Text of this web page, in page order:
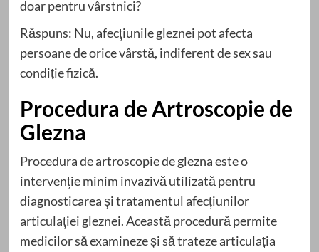
doar pentru vârstnici?
Răspuns: Nu, afecțiunile gleznei pot afecta
persoane de orice vârstă, indiferent de sex sau
condiție fizică.
Procedura de Artroscopie de
Glezna
Procedura de artroscopie de glezna este o
intervenție minim invazivă utilizată pentru
diagnosticarea și tratamentul afecțiunilor
articulației gleznei. Această procedură permite
medicilor să examineze și să trateze articulația